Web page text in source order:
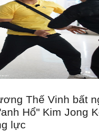
Thế Vinh bất
Hổ" Kim Jong
lực